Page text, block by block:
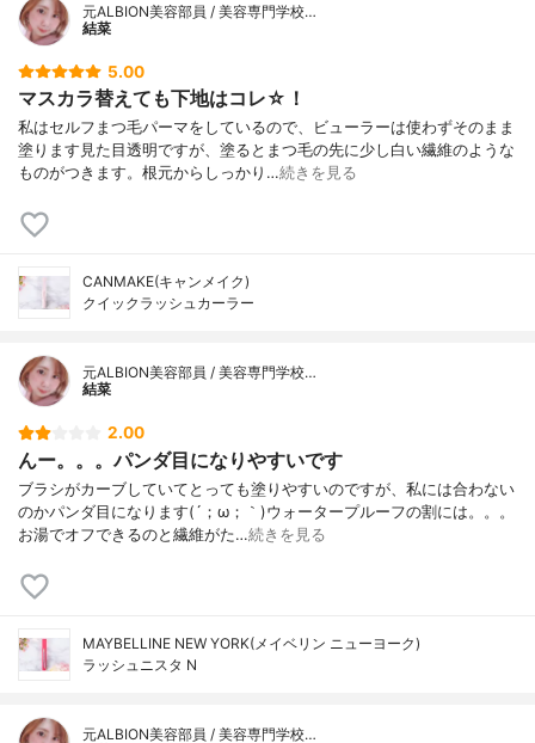
元ALBION美容部員 / 美容専門学校…
結菜
5.00
マスカラ替えても下地はコレ☆！
私はセルフまつ毛パーマをしているので、ビューラーは使わずそのまま
塗ります見た目透明ですが、塗るとまつ毛の先に少し白い繊維のような
ものがつきます。根元からしっかり…続きを見る
CANMAKE(キャンメイク)
クイックラッシュカーラー
元ALBION美容部員 / 美容専門学校…
結菜
2.00
んー。。。パンダ目になりやすいです
ブラシがカーブしていてとっても塗りやすいのですが、私には合わない
のかパンダ目になります(´；ω；｀)ウォータープルーフの割には。。。
お湯でオフできるのと繊維がた…続きを見る
MAYBELLINE NEW YORK(メイベリン ニューヨーク)
ラッシュニスタ N
元ALBION美容部員 / 美容専門学校…